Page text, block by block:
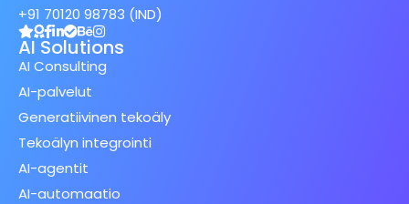
+91 70120 98783 (IND)
AI Solutions
AI Consulting
AI-palvelut
Generatiivinen tekoäly
Tekoälyn integrointi
AI-agentit
AI-automaatio